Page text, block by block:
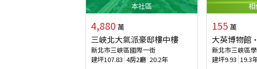
本社區
4,880 萬
三峽北大氣派豪邸樓中樓
新北市三峽區國際一街
建坪107.83 4房2廳 20.2年
155 萬
大英博物館
新北市三峽區
建坪9.93 19.3